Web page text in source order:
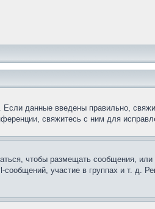
данные введены правильно,
свяжитесь с ним для
чтобы размещать сообщения,
участие в группах и т. д.